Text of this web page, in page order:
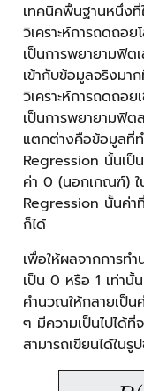
เทคนิคพื้นฐานหนึ่งที่
วิเคราะห์การถดถอ
เป็นการพยายามฟิ
เข้ากับข้อมูลจริงมา
วิเคราะห์การถดถอ
เป็นการพยายามฟิต
แตกต่างคือข้อมูลที่
Regression นั้นเป็
ค่า 0 (นอกเกณฑ์) ใ
Regression นั้นค่า
ก็ได้
เพื่อให้ผลจากการท
เป็น 0 หรือ 1 เท่านั้
คำนวณให้กลายเป็น
ๆ มีความเป็นไปได้ที่
สามารถเขียนได้ในรู